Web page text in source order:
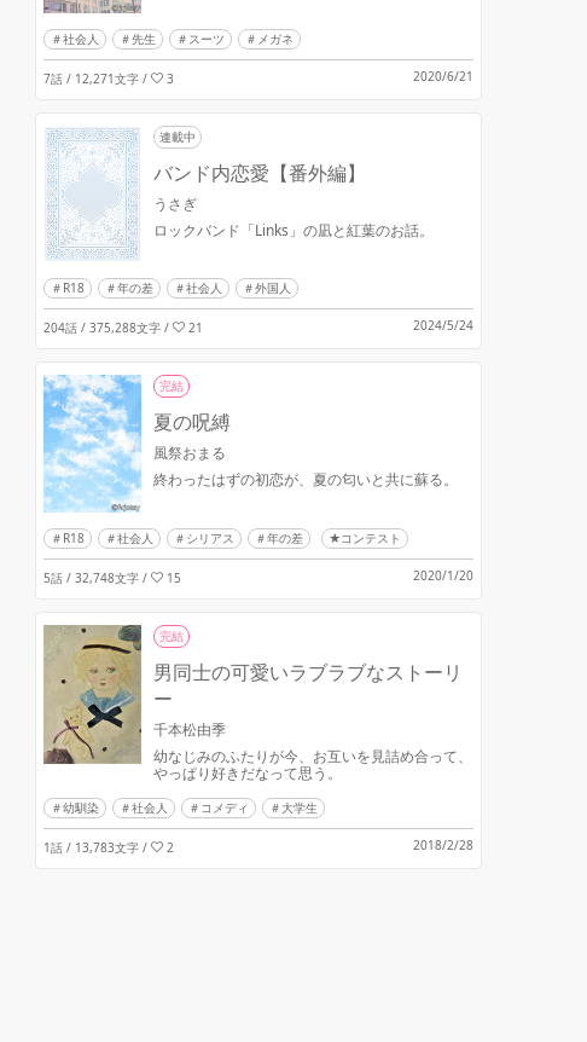
社会人 先生 スーツ メガネ
7話 / 12,271文字 / 3 2020/6/21
連載中
バンド内恋愛【番外編】
うさぎ
ロックバンド「Links」の凪と紅葉のお話。
R18 年の差 社会人 外国人
204話 / 375,288文字 / 21 2024/5/24
完結
夏の呪縛
風祭おまる
終わったはずの初恋が、夏の匂いと共に蘇る。
R18 社会人 シリアス 年の差 ★コンテスト
5話 / 32,748文字 / 15 2020/1/20
完結
男同士の可愛いラブラブなストーリ
ー
千本松由季
幼なじみのふたりが今、お互いを見詰め合って、
やっぱり好きだなって思う。
幼馴染 社会人 コメディ 大学生
1話 / 13,783文字 / 2 2018/2/28